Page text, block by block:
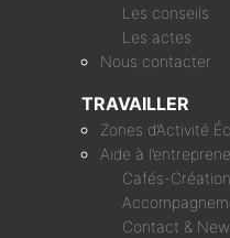
Les conseils
Les actes
Nous contacter
TRAVAILLER
Zones d’Activité
Aide à
Cafés-
Contact &